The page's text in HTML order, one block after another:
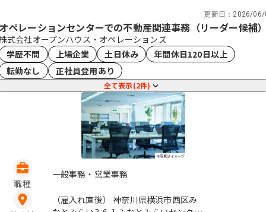
・入社3年 一般職 年収300万
※長期就業していただくため、積極的な
正社員登用を実施しております。
〈正社員登用実績〉
・2023年度実績 11名
・2024年度実績 10名
・2025年度見込み 9名
更新日： 2026/06/
ペレーションセンターでの不動産関連事務（リーダー候補
式会社オープンハウス・オペレーションズ
学歴不問
上場企業 土日休み
年間休日120日以上
転勤なし
正社員登用あり
全て表示(2件)
職種
一般事務・営業事務
（雇入れ直後） 神奈川県横浜市西区み